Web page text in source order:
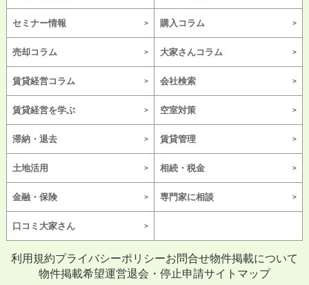
セミナー情報 購入コラム
売却コラム 大家さんコラム
賃貸経営コラム 会社検索
賃貸経営を学ぶ 空室対策
滞納・退去 賃貸管理
土地活用 相続・税金
金融・保険 専門家に相談
口コミ大家さん
利用規約プライバシーポリシーお問合せ物件掲載について
物件掲載希望運営退会・停止申請サイトマップ